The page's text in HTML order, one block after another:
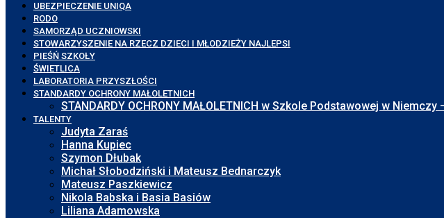
UBEZPIECZENIE UNIQA
RODO
SAMORZĄD UCZNIOWSKI
STOWARZYSZENIE NA RZECZ DZIECI I MŁODZIEŻY NAJLEPSI
PIEŚŃ SZKOŁY
ŚWIETLICA
LABORATORIA PRZYSZŁOŚCI
STANDARDY OCHRONY MAŁOLETNICH
STANDARDY OCHRONY MAŁOLETNICH w Szkole Podstawowej w
TALENTY
Judyta Zaraś
Hanna Kupiec
Szymon Dłubak
Michał Słobodziński i Mateusz Bednarczyk
Mateusz Paszkiewicz
Nikola Babska i Basia Basiów
Liliana Adamowska